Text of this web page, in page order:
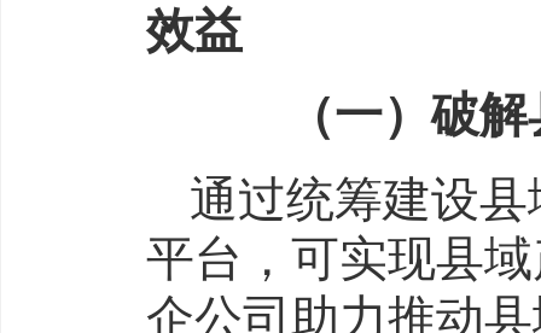
效益
（一）破解
通过统筹建设
平台，可实现县
企公司助力推动